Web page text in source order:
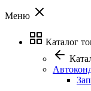
Меню
Каталог